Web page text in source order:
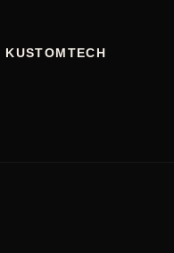
KUSTOMTECH